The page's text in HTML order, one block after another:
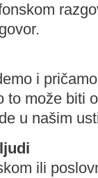
i
to može biti
u našim
ili